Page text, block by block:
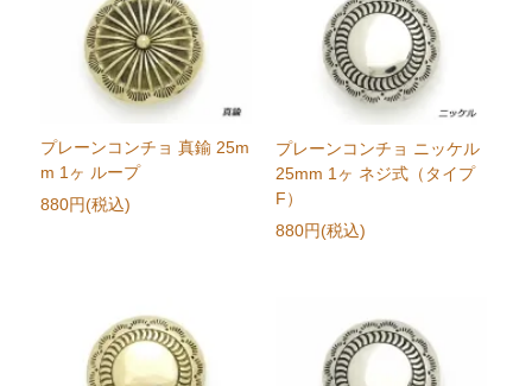
プレーンコンチョ 真鍮 25m
m 1ヶ ループ
880円(税込)
プレーンコンチョ ニッケル
25mm 1ヶ ネジ式（タイプ
F）
880円(税込)